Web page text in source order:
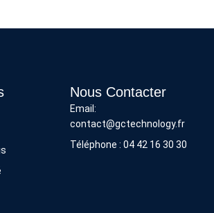
Nous Contacter
Email:
contact@gctechnology.fr
Téléphone : 04 42 16 30 30